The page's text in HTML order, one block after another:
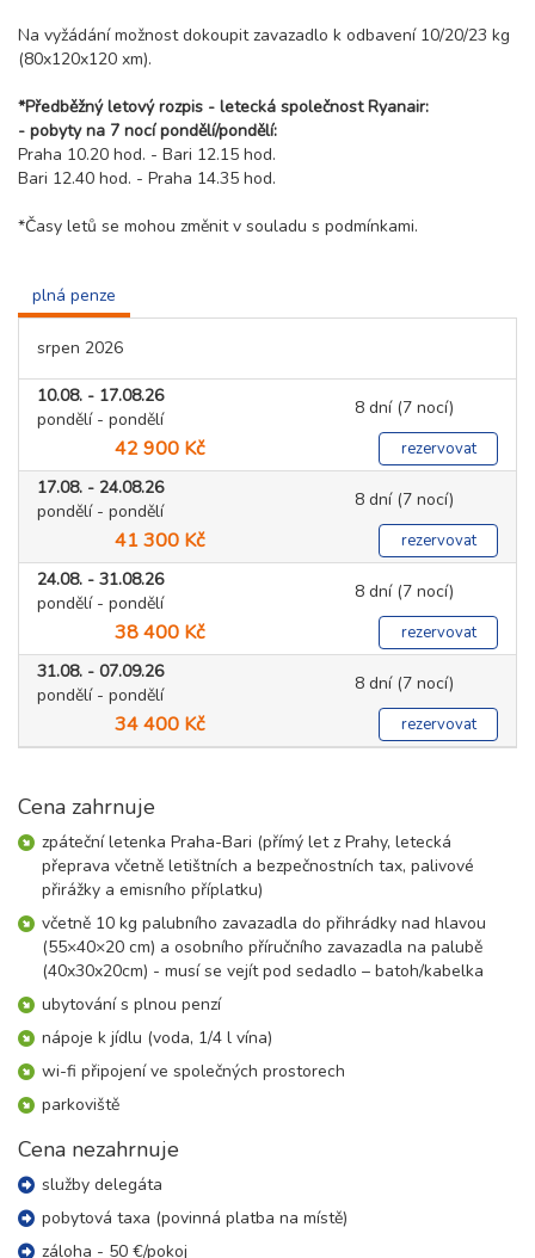
Na vyžádání možnost dokoupit zavazadlo k odbavení 10/20/23 kg
(80x120x120 xm).
*Předběžný letový rozpis - letecká společnost Ryanair:
- pobyty na 7 nocí pondělí/pondělí:
Praha 10.20 hod. - Bari 12.15 hod.
Bari 12.40 hod. - Praha 14.35 hod.
*Časy letů se mohou změnit v souladu s podmínkami.
plná penze
srpen 2026
10.08. - 17.08.26
pondělí - pondělí
8 dní (7 nocí)
42 900 Kč rezervovat
17.08. - 24.08.26
pondělí - pondělí
8 dní (7 nocí)
41 300 Kč rezervovat
24.08. - 31.08.26
pondělí - pondělí
8 dní (7 nocí)
38 400 Kč rezervovat
31.08. - 07.09.26
pondělí - pondělí
8 dní (7 nocí)
34 400 Kč rezervovat
Cena zahrnuje
zpáteční letenka Praha-Bari (přímý let z Prahy, letecká
přeprava včetně letištních a bezpečnostních tax, palivové
přirážky a emisního příplatku)
včetně 10 kg palubního zavazadla do přihrádky nad hlavou
(55×40×20 cm) a osobního příručního zavazadla na palubě
(40x30x20cm) - musí se vejít pod sedadlo – batoh/kabelka
ubytování s plnou penzí
nápoje k jídlu (voda, 1/4 l vína)
wi-fi připojení ve společných prostorech
parkoviště
Cena nezahrnuje
služby delegáta
pobytová taxa (povinná platba na místě)
záloha - 50 €/pokoj